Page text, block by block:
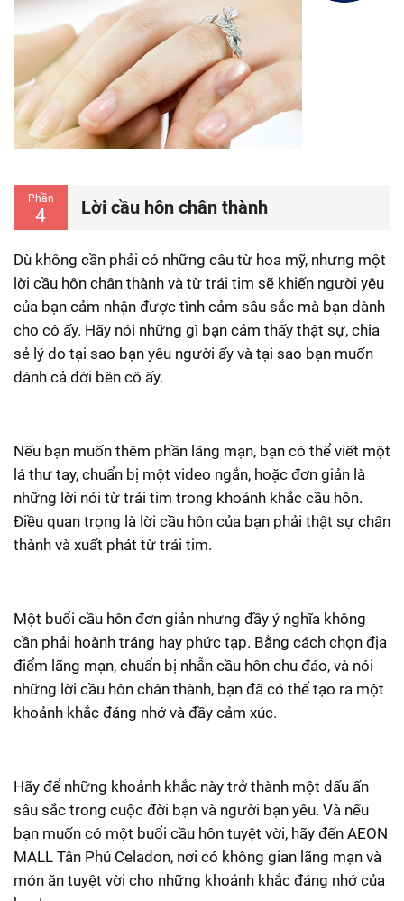
Phần
4 Lời cầu hôn chân thành
Dù không cần phải có những câu từ hoa mỹ, nhưng một
lời cầu hôn chân thành và từ trái tim sẽ khiến người yêu
của bạn cảm nhận được tình cảm sâu sắc mà bạn dành
cho cô ấy. Hãy nói những gì bạn cảm thấy thật sự, chia
sẻ lý do tại sao bạn yêu người ấy và tại sao bạn muốn
dành cả đời bên cô ấy.
Nếu bạn muốn thêm phần lãng mạn, bạn có thể viết một
lá thư tay, chuẩn bị một video ngắn, hoặc đơn giản là
những lời nói từ trái tim trong khoảnh khắc cầu hôn.
Điều quan trọng là lời cầu hôn của bạn phải thật sự chân
thành và xuất phát từ trái tim.
Một buổi cầu hôn đơn giản nhưng đầy ý nghĩa không
cần phải hoành tráng hay phức tạp. Bằng cách chọn địa
điểm lãng mạn, chuẩn bị nhẫn cầu hôn chu đáo, và nói
những lời cầu hôn chân thành, bạn đã có thể tạo ra một
khoảnh khắc đáng nhớ và đầy cảm xúc.
Hãy để những khoảnh khắc này trở thành một dấu ấn
sâu sắc trong cuộc đời bạn và người bạn yêu. Và nếu
bạn muốn có một buổi cầu hôn tuyệt vời, hãy đến AEON
MALL Tân Phú Celadon, nơi có không gian lãng mạn và
món ăn tuyệt vời cho những khoảnh khắc đáng nhớ của